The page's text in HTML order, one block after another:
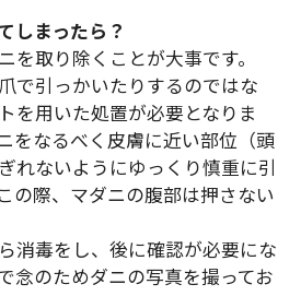
しまったら？
を取り除くことが大事です。
で引っかいたりするのではな
を用いた処置が必要となりま
をなるべく皮膚に近い部位（頭
れないようにゆっくり慎重に引
の際、マダニの腹部は押さない
消毒をし、後に確認が必要にな
念のためダニの写真を撮ってお